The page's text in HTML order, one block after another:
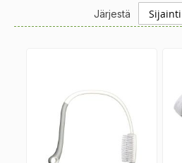
Järjestä